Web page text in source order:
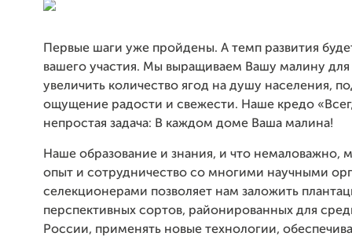
Первые шаги уже пройдены. А темп развития
вашего участия. Мы выращиваем Вашу малину
увеличить количество ягод на душу населения,
ощущение радости и свежести. Наше кредо
непростая задача: В каждом доме Ваша малина!
Наше образование и знания, и что немаловажно,
опыт и сотрудничество со многими научными
селекционерами позволяет нам заложить
перспективных сортов, районированных для
России, применять новые технологии,